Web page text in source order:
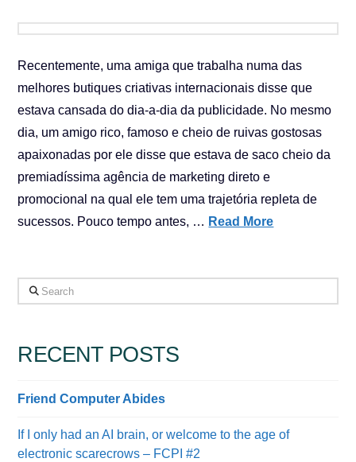
Recentemente, uma amiga que trabalha numa das
melhores butiques criativas internacionais disse que
estava cansada do dia-a-dia da publicidade. No mesmo
dia, um amigo rico, famoso e cheio de ruivas gostosas
apaixonadas por ele disse que estava de saco cheio da
premiadíssima agência de marketing direto e
promocional na qual ele tem uma trajetória repleta de
sucessos. Pouco tempo antes, … Read More
Search
RECENT POSTS
Friend Computer Abides
If I only had an AI brain, or welcome to the age of
electronic scarecrows – FCPI #2